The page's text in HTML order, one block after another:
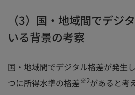
（3）国・地域間でデジ
いる背景の考察
国・地域間でデジタル格差が発生
つに所得水準の格差※2があると考